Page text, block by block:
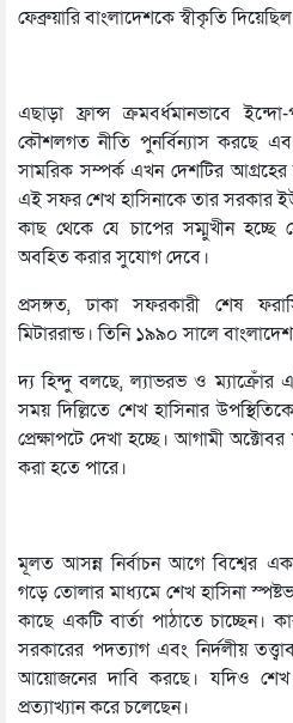
ফেব্রুয়ারি বাংলাদেশকে স্বীকৃতি
এছাড়া ফ্রান্স ক্রমবর্ধমানভাবে
কৌশলগত নীতি পুনর্বিন্যাস করছে
সামরিক সম্পর্ক এখন দেশটির আগ্রহের
এই সফর শেখ হাসিনাকে তার সরকার
কাছ থেকে যে চাপের সম্মুখীন হচ্ছে
অবহিত করার সুযোগ দেবে।
প্রসঙ্গত, ঢাকা সফরকারী শেষ
মিটাররান্ড। তিনি ১৯৯০ সালে
দ্য হিন্দু বলছে, ল্যাভরভ ও
সময় দিল্লিতে শেখ হাসিনার
প্রেক্ষাপটে দেখা হচ্ছে। আগামী
করা হতে পারে।
মূলত আসন্ন নির্বাচন আগে বিশ্বের
গড়ে তোলার মাধ্যমে শেখ হাসিনা
কাছে একটি বার্তা পাঠাতে চাচ্ছেন।
সরকারের পদত্যাগ এবং নির্দলীয়
আয়োজনের দাবি করছে। যদিও শেখ
প্রত্যাখ্যান করে চলেছেন।